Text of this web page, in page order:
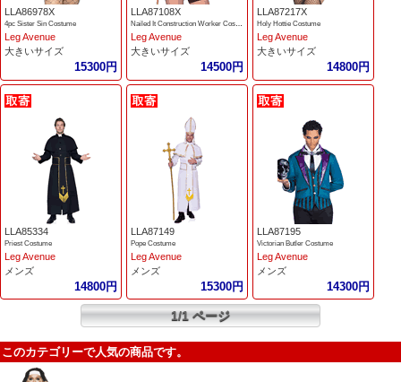
LLA86978X
4pc Sister Sin Costume
Leg Avenue
大きいサイズ
15300円
LLA87108X
Nailed It Construction Worker Costume
Leg Avenue
大きいサイズ
14500円
LLA87217X
Holy Hottie Costume
Leg Avenue
大きいサイズ
14800円
LLA85334
Priest Costume
Leg Avenue
メンズ
14800円
LLA87149
Pope Costume
Leg Avenue
メンズ
15300円
LLA87195
Victorian Butler Costume
Leg Avenue
メンズ
14300円
1/1 ページ
このカテゴリーで人気の商品です。